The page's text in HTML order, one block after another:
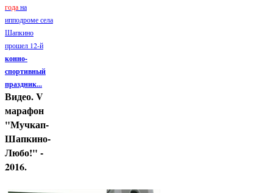
годана
ипподроме села
Шапкино
прошел 12-й
конно-
спортивный
праздник...
Видео. V
марафон
"Мучкап-
Шапкино-
Любо!" -
2016.